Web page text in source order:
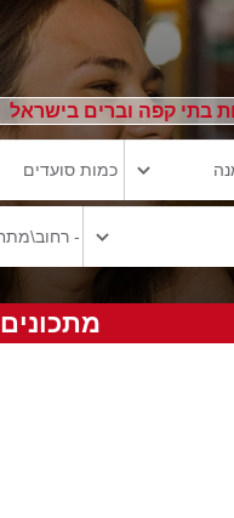
בתי קפה וברים בישראל
מתכונים